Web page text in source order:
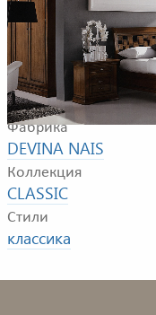
Пример
композицию входят:
комод и шкаф.
Фабрика
DEVINA NAIS
Коллекция
CLASSIC
Стили
классика